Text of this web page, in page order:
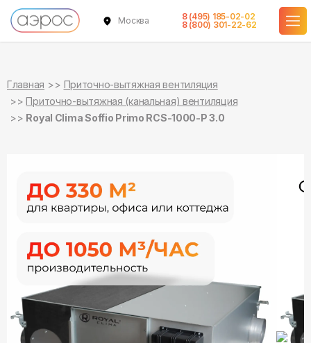
Москва
8 (495) 185-02-02
8 (800) 301-22-62
Главная
Приточно-вытяжная вентиляция
Приточно-вытяжная (канальная) вентиляция
Royal Clima Soffio Primo RCS-1000-P 3.0
в наличии
в наличии
в наличии
в наличии
в наличии
в наличии
в наличии